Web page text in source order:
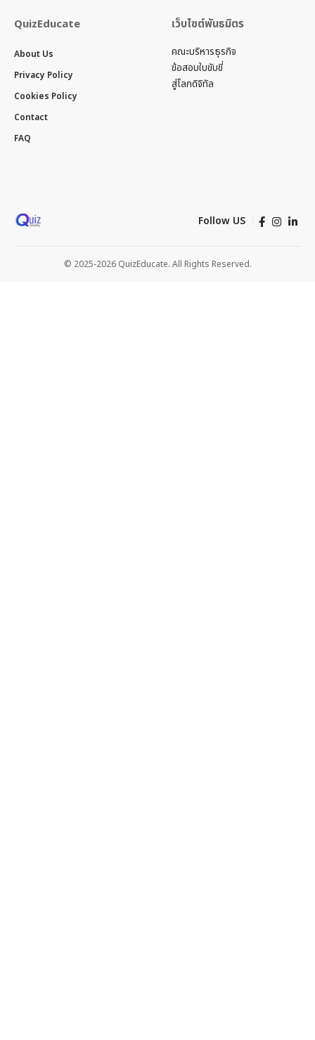
QuizEducate
About Us
Privacy Policy
Cookies Policy
Contact
FAQ
เว็บไซต์พันธมิตร
คณะบริหารธุรกิจ
ข้อสอบใบขับขี่
สู่โลกดิจิทัล
Follow US
© 2025-2026 QuizEducate. All Rights Reserved.